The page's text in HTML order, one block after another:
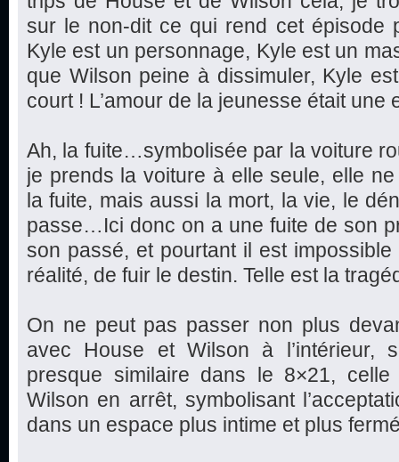
sur le non-dit ce qui rend cet épisode
Kyle est un personnage, Kyle est un
que Wilson peine à dissimuler, Kyle
court ! L’amour de la jeunesse était une
Ah, la fuite…symbolisée par la voiture
je prends la voiture à elle seule, elle
la fuite, mais aussi la mort, la vie, le
passe…Ici donc on a une fuite de son
son passé, et pourtant il est
réalité, de fuir le destin. Telle est la
On ne peut pas passer non plus
avec House et Wilson à l’intérieur,
presque similaire dans le 8×21,
Wilson en arrêt, symbolisant
dans un espace plus intime et plus